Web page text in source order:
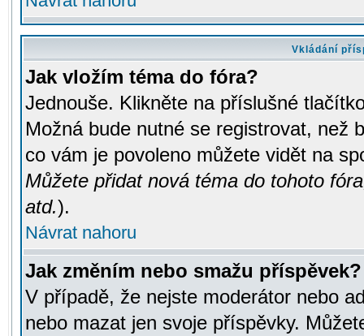
Vkládání
Jak vložím téma do fóra?
Jednouše. Klikněte na příslušné
Možná bude nutné se registrovat, než
co vám je povoleno můžete vidět na
Můžete přidat nová téma do tohoto
atd.).
Návrat nahoru
Jak změním nebo smažu příspěvek?
V případě, že nejste moderátor nebo
nebo mazat jen svoje příspěvky.